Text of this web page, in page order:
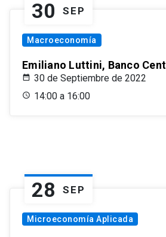
30 SEP
Macroeconomía
Emiliano Luttini, Banco
30 de Septiembre de 2022
14:00 a 16:00
28 SEP
Microeconomía Aplicada